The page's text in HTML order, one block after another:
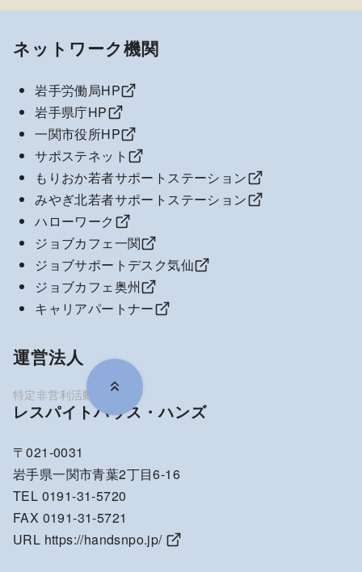
ネットワーク機関
岩手労働局HP
岩手県庁HP
一関市役所HP
サポステネット
もりおか若者サポートステーション
みやぎ北若者サポートステーション
ハローワーク
ジョブカフェ一関
ジョブサポートデスク気仙
ジョブカフェ奥州
キャリアパートナー
運営法人
レスパイトハウス・ハンズ
〒021-0031
岩手県一関市青葉2丁目6-16
TEL 0191-31-5720
FAX 0191-31-5721
URL https://handsnpo.jp/